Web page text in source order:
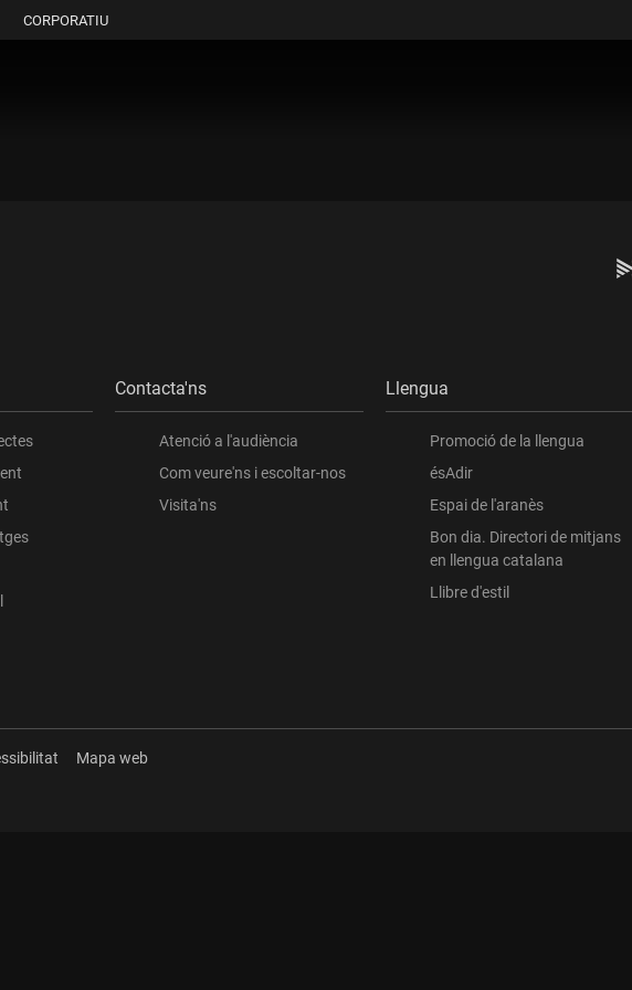
CORPORATIU
Contacta'ns
Atenció a l'audiència
Com veure'ns i escoltar-nos
Visita'ns
Llengua
Promoció de la llengua
ésAdir
Espai de l'aranès
Bon dia. Directori de mitjans
en llengua catalana
Llibre d'estil
Mapa web